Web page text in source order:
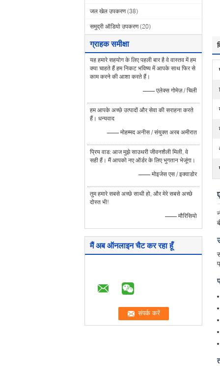
जल खेल उपकरण (38)
समुद्री ऑडियो उपकरण (20)
ग्राहक समीक्षा
यह हमारे सहयोग के लिए पहली बार है वे वास्तव में हम
क्या चाहते हैं हम निकट भविष्य में आपके साथ फिर से
काम करने की आशा करते हैं।
—— एलेक्स गोमेज़ / चिली
हम आपके अच्छे उत्पादों और सेवा की सराहना करते
हैं। धन्यवाद
—— मोहम्मद अनीस / संयुक्त अरब अमीरात
प्रिय वाड: आज मुझे साउथरी जीवनशैली मिली, वे
सही हैं। मैं आपको नए ऑर्डर के लिए भुगतान भेजूंगा।
—— मोइजेस एस / इक्वाडोर
तुम हमारे सबसे अच्छे साथी हो, और मेरे सबसे अच्छे
दोस्त भी!
—— मौरिसियो
मैं अब ऑनलाइन चैट कर रहा हूँ